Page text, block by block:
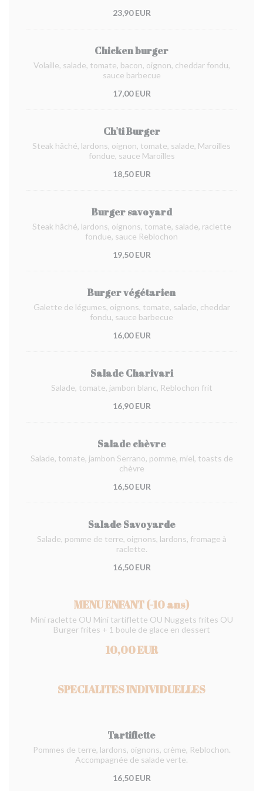
23,90 EUR
Chicken burger
Volaille, salade, tomate, bacon, oignon, cheddar fondu,
sauce barbecue
17,00 EUR
Ch'ti Burger
Steak hâché, lardons, oignon, tomate, salade, Maroilles
fondue, sauce Maroilles
18,50 EUR
Burger savoyard
Steak hâché, lardons, oignons, tomate, salade, raclette
fondue, sauce Reblochon
19,50 EUR
Burger végétarien
Galette de légumes, oignons, tomate, salade, cheddar
fondu, sauce barbecue
16,00 EUR
Salade Charivari
Salade, tomate, jambon blanc, Reblochon frit
16,90 EUR
Salade chèvre
Salade, tomate, jambon Serrano, pomme, miel, toasts de
chèvre
16,50 EUR
Salade Savoyarde
Salade, pomme de terre, oignons, lardons, fromage à
raclette.
16,50 EUR
MENU ENFANT (-10 ans)
Mini raclette OU Mini tartiflette OU Nuggets frites OU
Burger frites + 1 boule de glace en dessert
10,00 EUR
SPECIALITES INDIVIDUELLES
Tartiflette
Pommes de terre, lardons, oignons, crème, Reblochon.
Accompagnée de salade verte.
16,50 EUR